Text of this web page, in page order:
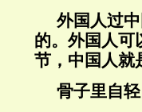
外国人过
的。外国人可
节，中国人
骨子里自